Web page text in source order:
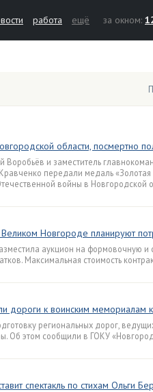
работа ещё за окном:
области, посмертно
Воробьёв и заместитель
передали медаль
войны в Новгородской
Новгороде планируют
аукцион на формовочную и
Максимальная стоимость
дороги к воинским
региональных дорог,
Об этом сообщили в ГОКУ
спектакль по стихам Ольги